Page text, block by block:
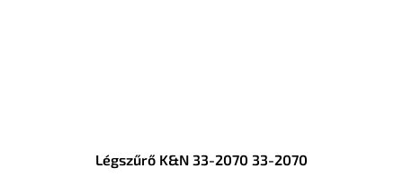
Légszűrő K&N 33-2070 33-2070